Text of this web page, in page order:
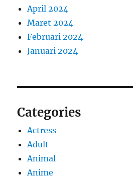
April 2024
Maret 2024
Februari 2024
Januari 2024
Categories
Actress
Adult
Animal
Anime